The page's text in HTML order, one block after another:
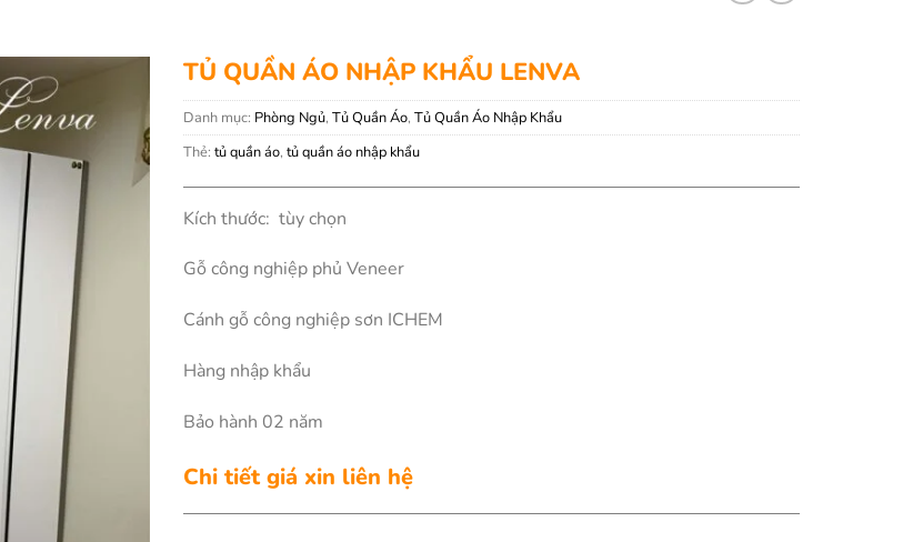
TỦ QUẦN ÁO NHẬP KHẨU LENVA
Danh mục: Phòng Ngủ, Tủ Quần Áo, Tủ Quần Áo Nhập Khẩu
Thẻ: tủ quần áo, tủ quần áo nhập khẩu
Kích thước: tùy chọn
Gỗ công nghiệp phủ Veneer
Cánh gỗ công nghiệp sơn ICHEM
Hàng nhập khẩu
Bảo hành 02 năm
Chi tiết giá xin liên hệ